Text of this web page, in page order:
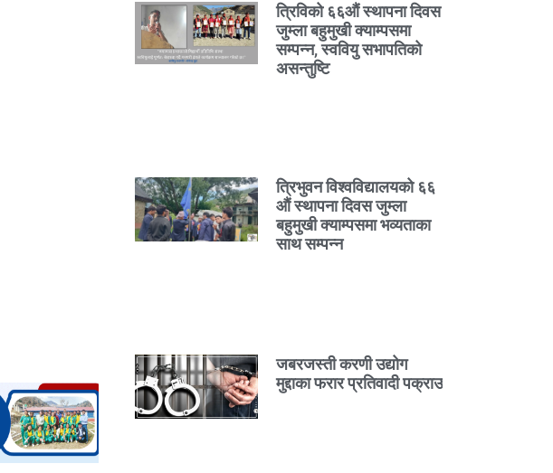
त्रिविको ६६औं स्थापना दिवस
जुम्ला बहुमुखी क्याम्पसमा
सम्पन्न, स्ववियु सभापतिको
असन्तुष्टि
त्रिभुवन विश्वविद्यालयको ६६
औं स्थापना दिवस जुम्ला
बहुमुखी क्याम्पसमा भव्यताका
साथ सम्पन्न
जबरजस्ती करणी उद्योग
मुद्दाका फरार प्रतिवादी पक्राउ